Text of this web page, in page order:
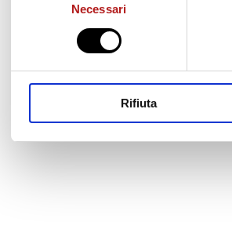
Necessari
Rifiuta